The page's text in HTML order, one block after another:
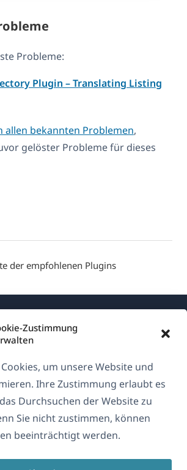
Zustimmung
um unsere Website und
Ihre Zustimmung erlaubt es
Durchsuchen der Website zu
Sie nicht zustimmen, können
beeinträchtigt werden.
Probleme:
Plugin – Translating Listing
allen bekannten Problemen,
gelöster Probleme für dieses
der empfohlenen Plugins
Über WPML
& Datenschutzrichtlinie
Team beitreten(öffnet
in
in
(öffnet
in
in